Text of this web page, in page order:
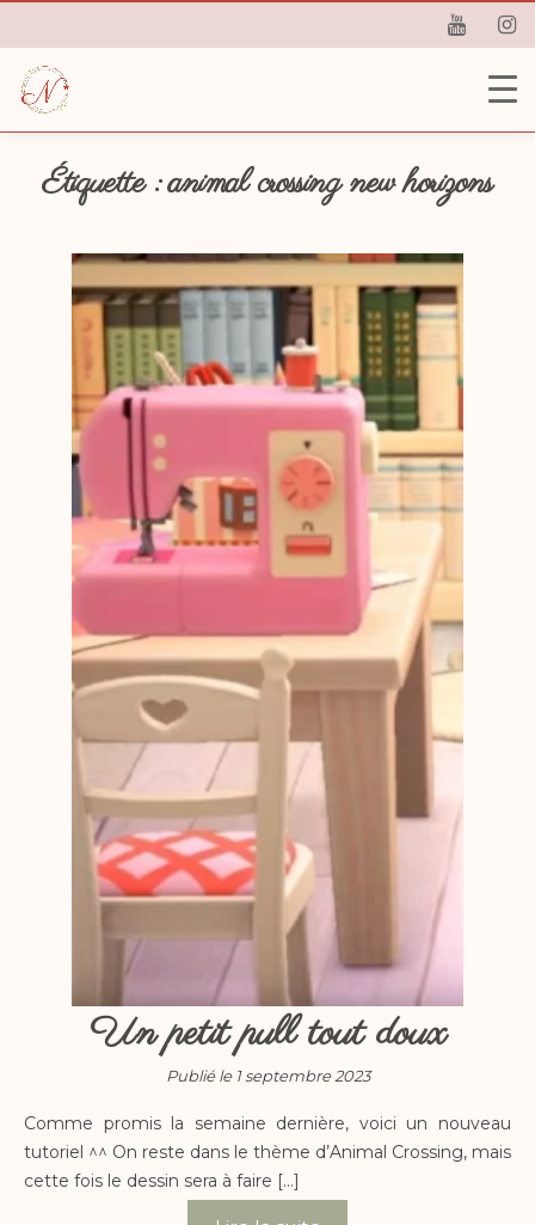
Étiquette :animal crossing new horizons
Un petit pull tout doux
Publié le 1 septembre 2023
Comme promis la semaine dernière, voici un nouveau
tutoriel ^^ On reste dans le thème d’Animal Crossing, mais
cette fois le dessin sera à faire […]